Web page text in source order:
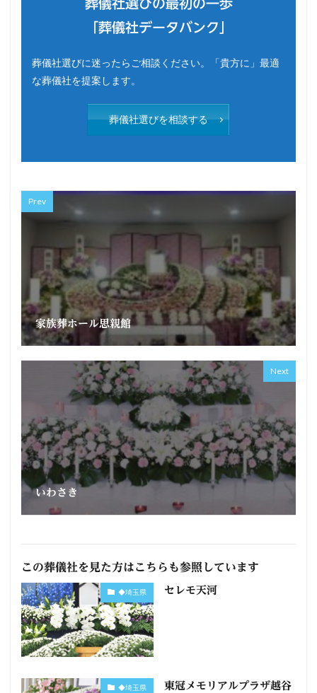
葬儀社選びの最初の一歩
「葬儀社データバンク」
葬儀社選びに迷ったらご相談ください。「貴方に」最適
な葬儀社を提案します。
葬儀社選びを相談する
Prev
家族葬ホール思親館
Next
いわさき
この葬儀社を見た方はこちらも参照しています
◆埼玉県 セレモ天河
◆埼玉県 東冠メモリアルプラザ越谷